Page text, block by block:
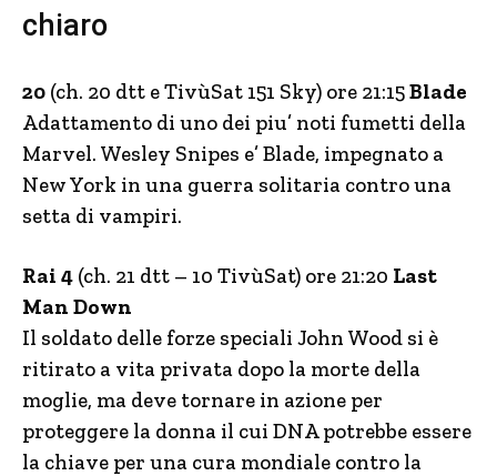
chiaro
20 (ch. 20 dtt e TivùSat 151 Sky) ore 21:15Blade
Adattamento di uno dei piu’ noti fumetti della
Marvel. Wesley Snipes e’ Blade, impegnato a
New York in una guerra solitaria contro una
setta di vampiri.
Rai 4 (ch. 21 dtt – 10 TivùSat) ore 21:20 Last
Man Down
Il soldato delle forze speciali John Wood si è
ritirato a vita privata dopo la morte della
moglie, ma deve tornare in azione per
proteggere la donna il cui DNA potrebbe essere
la chiave per una cura mondiale contro la